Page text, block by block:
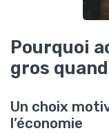
Pourquoi
gros
Un choix
l’économie